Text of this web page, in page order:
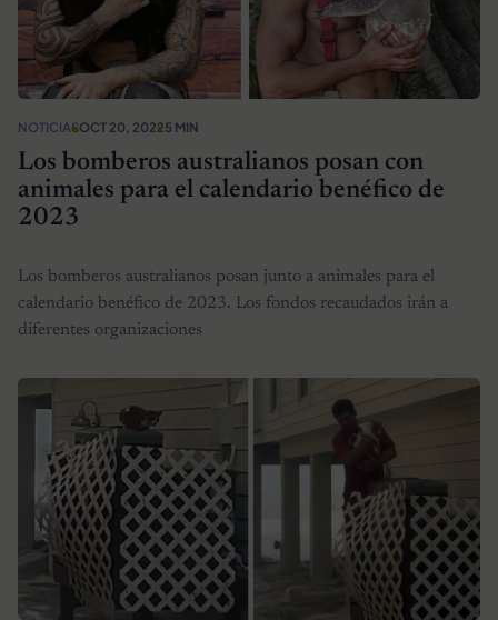
NOTICIASOCT 20, 20225 MIN
Los bomberos australianos posan con
animales para el calendario benéfico de
2023
Los bomberos australianos posan junto a animales para el
calendario benéfico de 2023. Los fondos recaudados irán a
diferentes organizaciones